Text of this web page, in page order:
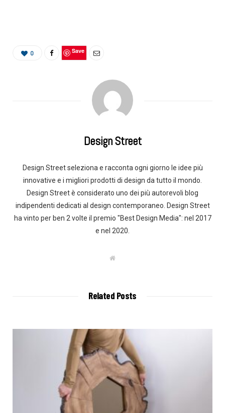
0 Save
Design Street
Design Street seleziona e racconta ogni giorno le idee più
innovative e i migliori prodotti di design da tutto il mondo.
Design Street è considerato uno dei più autorevoli blog
indipendenti dedicati al design contemporaneo. Design Street
ha vinto per ben 2 volte il premio "Best Design Media": nel 2017
e nel 2020.
W
Related Posts